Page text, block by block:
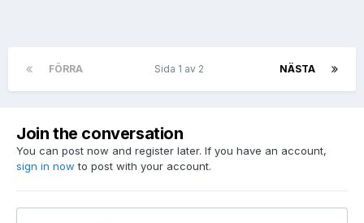
FÖRRA NÄSTA
Sida 1 av 2
Join the conversation
You can post now and register later. If you have an account,
sign in now to post with your account.